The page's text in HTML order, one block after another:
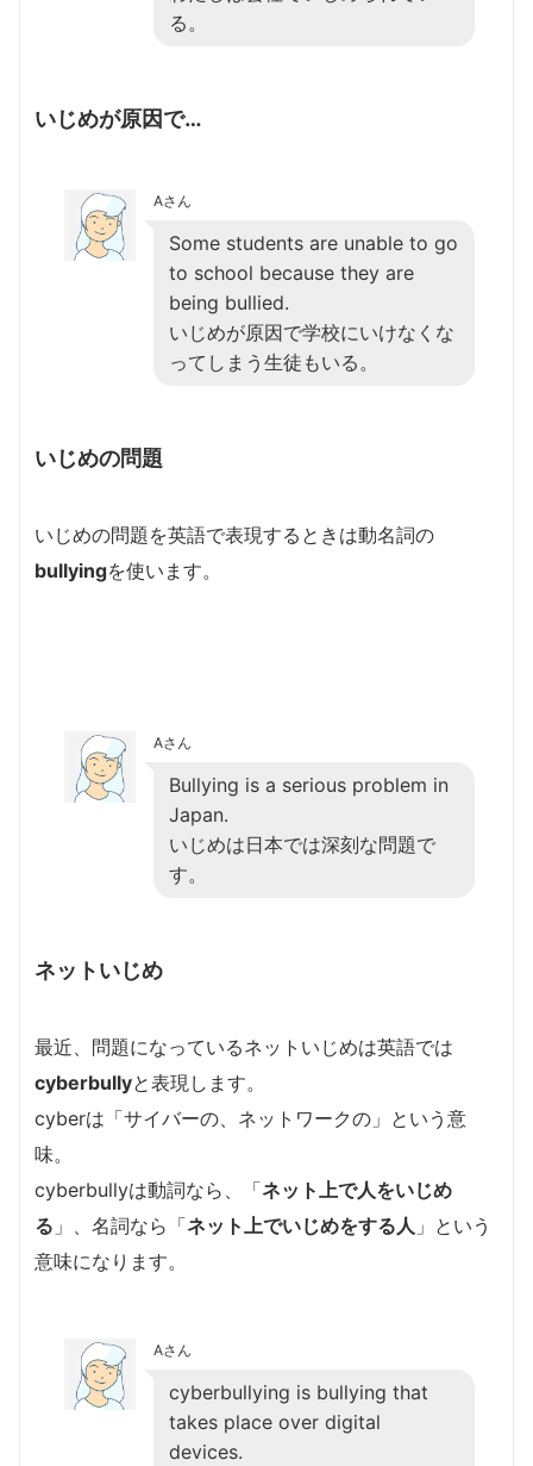
る。
いじめが原因で…
Aさん
Some students are unable to go
to school because they are
being bullied.
いじめが原因で学校にいけなくな
ってしまう生徒もいる。
いじめの問題
いじめの問題を英語で表現するときは動名詞の
bullyingを使います。
Aさん
Bullying is a serious problem in
Japan.
いじめは日本では深刻な問題で
す。
ネットいじめ
最近、問題になっているネットいじめは英語では
cyberbullyと表現します。
cyberは「サイバーの、ネットワークの」という意
味。
cyberbullyは動詞なら、「ネット上で人をいじめ
る 」、名詞なら「ネット上でいじめをする人 」という
意味になります。
Aさん
cyberbullying is bullying that
takes place over digital
devices.